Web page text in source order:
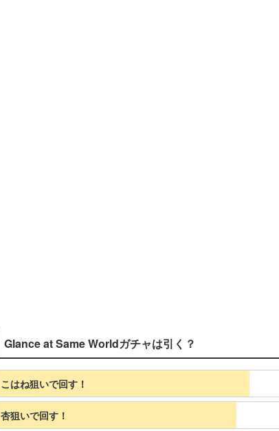
Glance at Same Worldガチャは引く？
こはね狙いで回す！
杏狙いで回す！